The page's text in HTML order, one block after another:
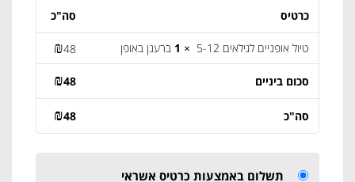
כרטיס סה"כ
טיול אופניים לגילאים 5-12 × 1 ברענן באופן ₪48
סכום ביניים ₪48
סה"כ ₪48
תשלום באמצעות כרטיס אשראי